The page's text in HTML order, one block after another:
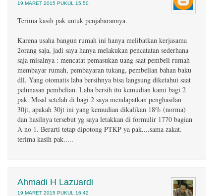
19 MARET 2015 PUKUL 15.50
Terima kasih pak untuk penjabarannya.
Karena usaha bangun rumah ini hanya melibatkan kerjasama
2orang saja, jadi saya hanya melakukan pencatatan sederhana
saja misalnya : mencatat pemasukan uang saat pembeli rumah
membayar rumah, pembayaran tukang, pembelian bahan baku
dll. Yang otomatis laba bersihnya bisa langsung diketahui saat
pelunasan pembelian. Laba bersih itu kemudian kami bagi 2
pak. Misal setelah di bagi 2 saya mendapatkan penghasilan
30jt, apakah 30jt ini yang kemudian dikalikan 18% (norma)
dan hasilnya tersebut yg saya letakkan di formulir 1770 bagian
A no 1. Berarti tetap dipotong PTKP ya pak....sama zakat.
terima kasih pak.....
Ahmadi H Lazuardi
19 MARET 2015 PUKUL 16.42